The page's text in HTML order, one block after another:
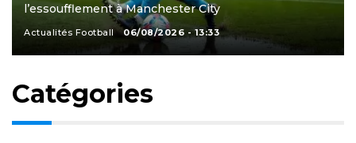
l’essoufflement à Manchester City
Actualités Football 06/08/2026 - 13:33
Catégories